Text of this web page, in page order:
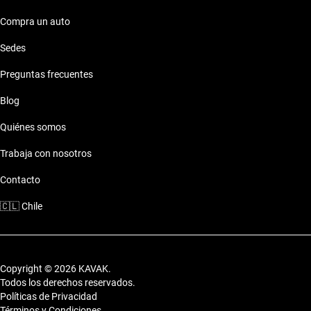
Compra un auto
Sedes
Preguntas frecuentes
Blog
Quiénes somos
Trabaja con nosotros
Contacto
🇨🇱Chile
Copyright © 2026 KAVAK.
Todos los derechos reservados.
Políticas de Privacidad